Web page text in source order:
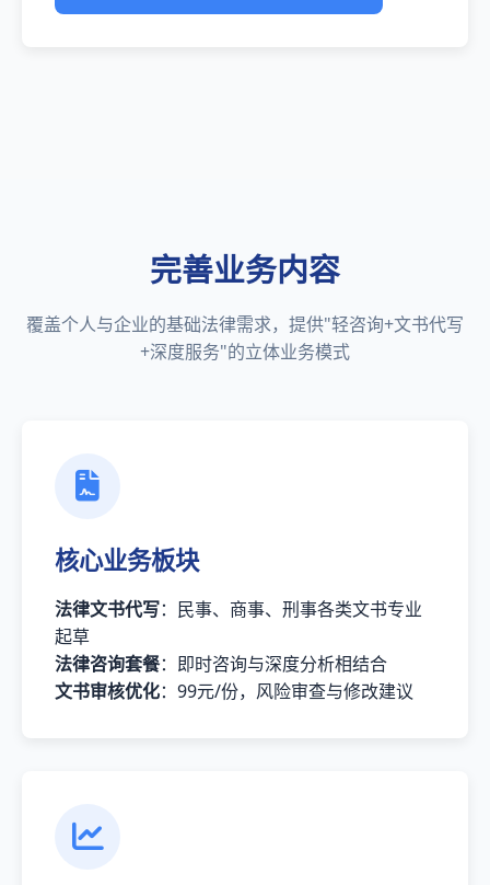
完善业务内容
覆盖个人与企业的基础法律需求，提供"轻咨询+文书代写
+深度服务"的立体业务模式
核心业务板块
法律文书代写：民事、商事、刑事各类文书专业
起草
法律咨询套餐：即时咨询与深度分析相结合
文书审核优化：99元/份，风险审查与修改建议